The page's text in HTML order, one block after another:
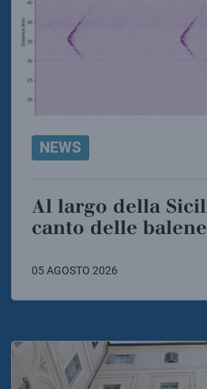
NEWS
Al largo della Sicilia torna il
canto delle balene
05 AGOSTO 2026